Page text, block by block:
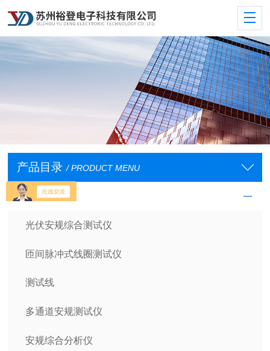
产品目录 / PRODUCT MENU
安规测试仪
光伏安规综合测试仪
匝间脉冲式线圈测试仪
测试线
多通道安规测试仪
安规综合分析仪